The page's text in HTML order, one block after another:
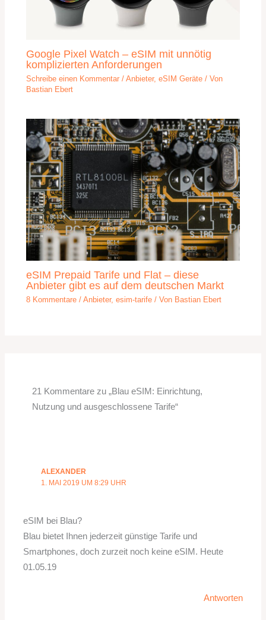
Google Pixel Watch – eSIM mit unnötig
komplizierten Anforderungen
Schreibe einen Kommentar /Anbieter,eSIM Geräte / Von
Bastian Ebert
eSIM Prepaid Tarife und Flat – diese
Anbieter gibt es auf dem deutschen Markt
8 Kommentare /Anbieter,esim-tarife / Von Bastian Ebert
21 Kommentare zu „Blau eSIM: Einrichtung,
Nutzung und ausgeschlossene Tarife“
ALEXANDER
1. MAI 2019 UM 8:29 UHR
eSIM bei Blau?
Blau bietet Ihnen jederzeit günstige Tarife und
Smartphones, doch zurzeit noch keine eSIM. Heute
01.05.19
Antworten